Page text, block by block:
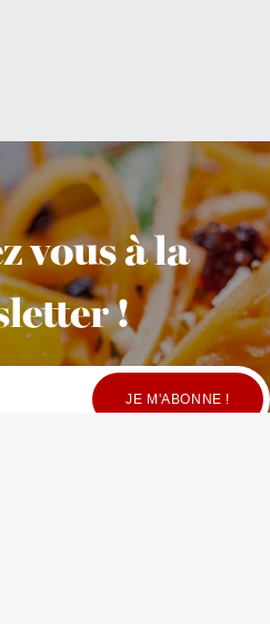
vous à la
!